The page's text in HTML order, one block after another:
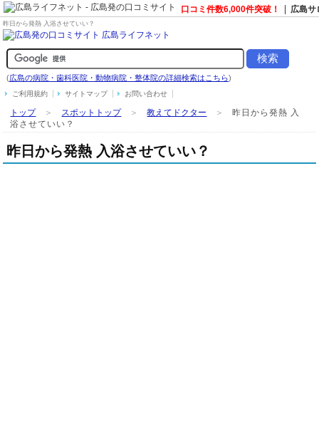
口コミ件数6,000件突破！ 広島サ
昨日から発熱 入浴させていい？
(広島の病院・歯科医院・動物病院・整体院の詳細検索はこちら)
ご利用規約 サイトマップ お問い合わせ
トップ＞ スポットトップ＞教えてドクター ＞ 昨日から発熱 入
浴させていい？
昨日から発熱 入浴させていい？